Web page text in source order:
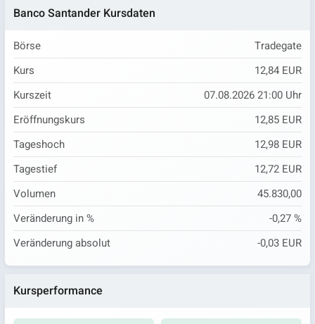
Banco Santander Kursdaten
Börse
Tradegate
Kurs
12,84 EUR
Kurszeit
07.08.2026 21:00 Uhr
Eröffnungskurs
12,85 EUR
Tageshoch
12,98 EUR
Tagestief
12,72 EUR
Volumen
45.830,00
Veränderung in %
-0,27 %
Veränderung absolut
-0,03 EUR
Kursperformance